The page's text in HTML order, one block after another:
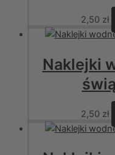
2,50 zł
Naklejki
2,50 zł